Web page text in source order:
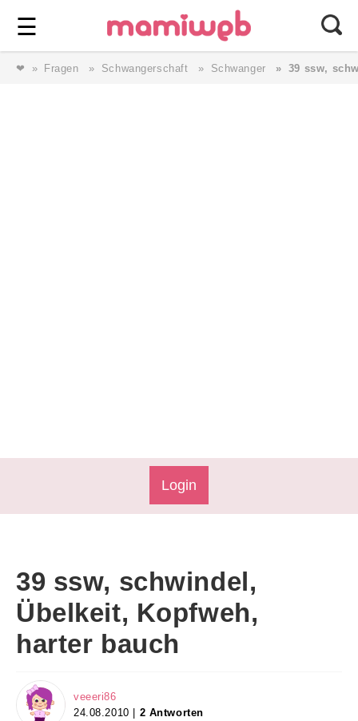
☰ ⎯ Wir lieben Familie ⎯
❤ Fragen Schwangerschaft Schwanger 39 ssw,
Login
39 ssw, schwindel,
Übelkeit, Kopfweh,
harter bauch
veeeri86
24.08.2010 | 2 Antworten